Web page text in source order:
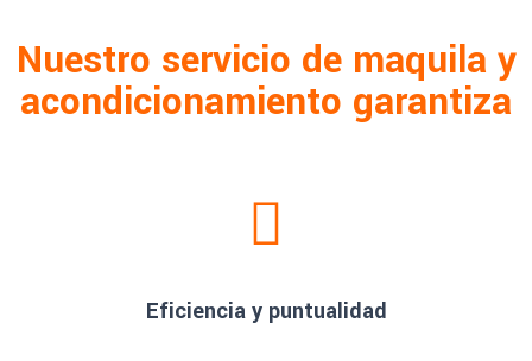
Nuestro servicio de maquila y
acondicionamiento garantiza
Eficiencia y puntualidad